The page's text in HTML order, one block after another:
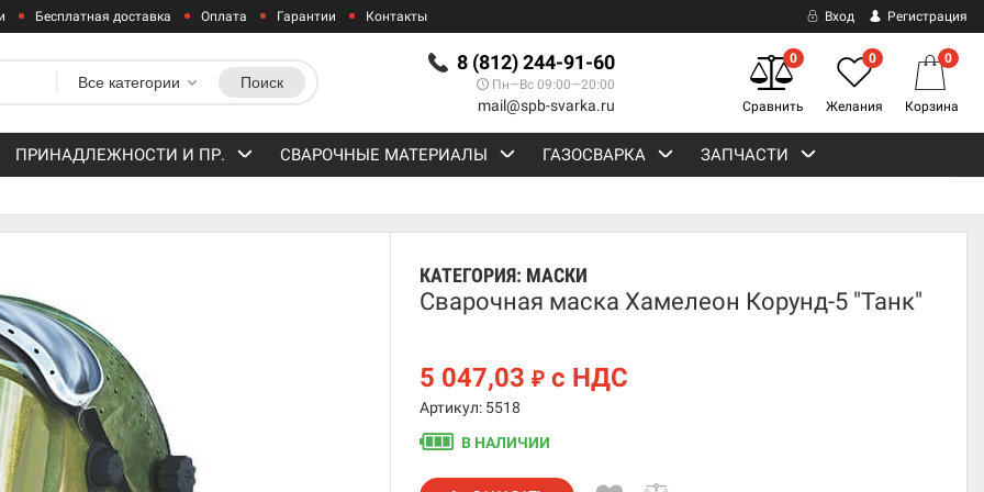
Бесплатная доставка Оплата Гарантии Контакты Вход Регистрация
8 (812) 244-91-60
Пн—Вс 09:00—20:00
mail@spb-svarka.ru
Все категории Поиск
0
Сравнить
0
Желания
0
Корзина
ПРИНАДЛЕЖНОСТИ И ПР. СВАРОЧНЫЕ МАТЕРИАЛЫ ГАЗОСВАРКА ЗАПЧАСТИ
КАТЕГОРИЯ: МАСКИ
Сварочная маска Хамелеон Корунд-5 "Танк"
5 047,03₽ с НДС
Артикул: 5518
В НАЛИЧИИ